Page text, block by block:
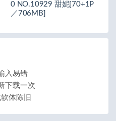
0 NO.10929 甜妮[70+1P
／706MB]
入易错
下载一次
体陈旧